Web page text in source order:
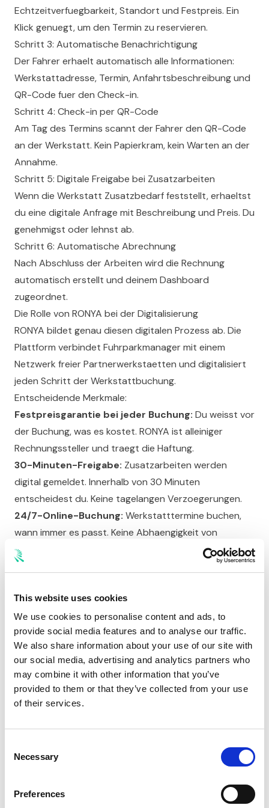
This website uses cookies
We use cookies to personalise content and ads, to
provide social media features and to analyse our traffic.
We also share information about your use of our site with
our social media, advertising and analytics partners who
may combine it with other information that you’ve
provided to them or that they’ve collected from your use
of their services.
Selection
Necessary
Preferences
Echtzeitverfuegbarkeit, Standort und Festpreis. Ein
Klick genuegt, um den Termin zu reservieren.
Schritt 3: Automatische Benachrichtigung
Der Fahrer erhaelt automatisch alle Informationen:
Werkstattadresse, Termin, Anfahrtsbeschreibung und
QR-Code fuer den Check-in.
Schritt 4: Check-in per QR-Code
Am Tag des Termins scannt der Fahrer den QR-Code
an der Werkstatt. Kein Papierkram, kein Warten an der
Annahme.
Schritt 5: Digitale Freigabe bei Zusatzarbeiten
Wenn die Werkstatt Zusatzbedarf feststellt, erhaeltst
du eine digitale Anfrage mit Beschreibung und Preis. Du
genehmigst oder lehnst ab.
Schritt 6: Automatische Abrechnung
Nach Abschluss der Arbeiten wird die Rechnung
automatisch erstellt und deinem Dashboard
zugeordnet.
Die Rolle von RONYA bei der Digitalisierung
RONYA bildet genau diesen digitalen Prozess ab. Die
Plattform verbindet Fuhrparkmanager mit einem
Netzwerk freier Partnerwerkstaetten und digitalisiert
jeden Schritt der Werkstattbuchung.
Entscheidende Merkmale:
Festpreisgarantie bei jeder Buchung: Du weisst vor
der Buchung, was es kostet. RONYA ist alleiniger
Rechnungssteller und traegt die Haftung.
30-Minuten-Freigabe: Zusatzarbeiten werden
digital gemeldet. Innerhalb von 30 Minuten
entscheidest du. Keine tagelangen Verzoegerungen.
24/7-Online-Buchung: Werkstatttermine buchen,
wann immer es passt. Keine Abhaengigkeit von
Telefonzeiten.
QR-Code-Check-in:
Der Fahrer checkt kontaktlos
Echtzeit-Dashboard:Alle Fahrzeuge, Termine und
Kosten auf einen Blick.
Null Kosten fuer Werkstaetten:Das Netzwerk
waechst, weil Werkstaetten kostenfrei teilnehmen
koennen.
Checkliste: So digitalisierst du deine Werkstatttermine
Nutze diese Checkliste, um den Umstieg strukturiert
Werkstatttermine fallen pro Monat an? Wie lange
Was muss die digitale
Loesung koennen? Festpreise, Freigaben, Dashboard,